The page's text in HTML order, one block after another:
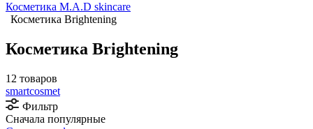
Косметика M.A.D skincare
Косметика Brightening
Косметика Brightening
12 товаров
smartcosmet
Фильтр
Сначала популярные